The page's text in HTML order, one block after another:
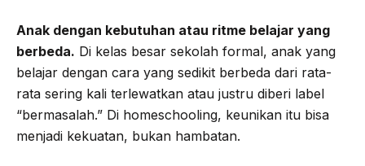
Anak dengan kebutuhan atau ritme belajar yang
berbeda. Di kelas besar sekolah formal, anak yang
belajar dengan cara yang sedikit berbeda dari rata-
rata sering kali terlewatkan atau justru diberi label
“bermasalah.” Di homeschooling, keunikan itu bisa
menjadi kekuatan, bukan hambatan.